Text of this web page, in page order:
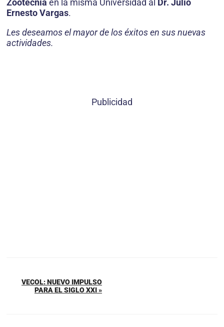
Zootecnia en la misma Universidad al Dr. Julio
Ernesto Vargas.
Les deseamos el mayor de los éxitos en sus nuevas
actividades.
Publicidad
VECOL: NUEVO IMPULSO
PARA EL SIGLO XXI »